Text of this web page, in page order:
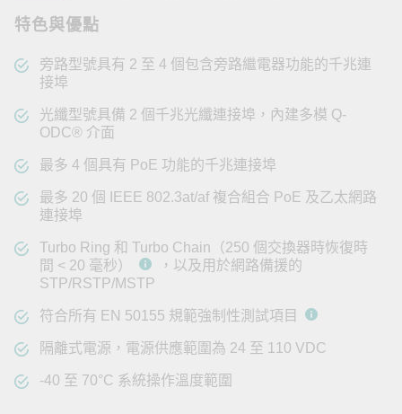
特色與優點
旁路型號具有 2 至 4 個包含旁路繼電器功能的千兆連
接埠
光纖型號具備 2 個千兆光纖連接埠，內建多模 Q-
ODC® 介面
最多 4 個具有 PoE 功能的千兆連接埠
最多 20 個 IEEE 802.3at/af 複合組合 PoE 及乙太網路
連接埠
Turbo Ring 和 Turbo Chain（250 個交換器時恢復時
間 < 20 毫秒）
，以及用於網路備援的
STP/RSTP/MSTP
符合所有 EN 50155 規範強制性測試項目
隔離式電源，電源供應範圍為 24 至 110 VDC
-40 至 70°C 系統操作溫度範圍